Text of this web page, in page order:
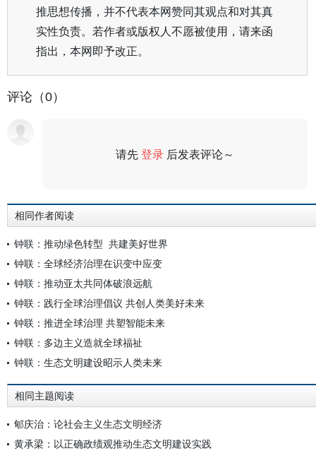
推思想传播，并不代表本网赞同其观点和对其真
实性负责。若作者或版权人不愿被使用，请来函
指出，本网即予改正。
评论（0）
请先登录 后发表评论～
相同作者阅读
钟联：推动绿色转型 共建美好世界
钟联：全球经济治理在识变中应变
钟联：推动亚太共同体破浪远航
钟联：践行全球治理倡议 共创人类美好未来
钟联：推进全球治理 共塑智能未来
钟联：多边主义造就全球福祉
钟联：生态文明建设昭示人类未来
相同主题阅读
郇庆治：论社会主义生态文明经济
黄承梁：以正确政绩观推动生态文明建设实践